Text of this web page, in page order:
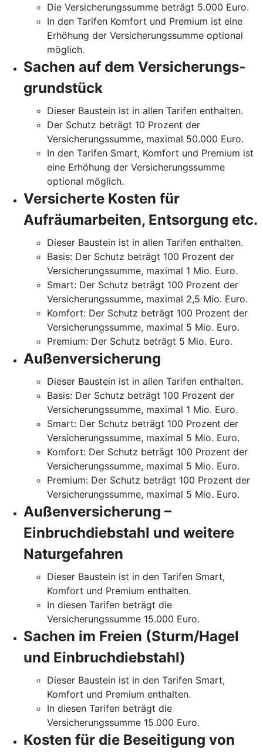
Die Versicherungssumme beträgt 5.000 Euro.
In den Tarifen Komfort und Premium ist eine
Erhöhung der Versicherungssumme optional
möglich.
Sachen auf dem Versicherungs­
grundstück
Dieser Baustein ist in allen Tarifen enthalten.
Der Schutz beträgt 10 Prozent der
Versicherungssumme, maximal 50.000 Euro.
In den Tarifen Smart, Komfort und Premium ist
eine Erhöhung der Versicherungssumme
optional möglich.
Versicherte Kosten für
Aufräumarbeiten, Entsorgung etc.
Dieser Baustein ist in allen Tarifen enthalten.
Basis: Der Schutz beträgt 100 Prozent der
Versicherungssumme, maximal 1 Mio. Euro.
Smart: Der Schutz beträgt 100 Prozent der
Versicherungssumme, maximal 2,5 Mio. Euro.
Komfort: Der Schutz beträgt 100 Prozent der
Versicherungssumme, maximal 5 Mio. Euro.
Premium: Der Schutz beträgt 5 Mio. Euro.
Außenversicherung
Dieser Baustein ist in allen Tarifen enthalten.
Basis: Der Schutz beträgt 100 Prozent der
Versicherungssumme, maximal 1 Mio. Euro.
Smart: Der Schutz beträgt 100 Prozent der
Versicherungssumme, maximal 5 Mio. Euro.
Komfort: Der Schutz beträgt 100 Prozent der
Versicherungssumme, maximal 5 Mio. Euro.
Premium: Der Schutz beträgt 100 Prozent der
Versicherungssumme, maximal 5 Mio. Euro.
Außenversicherung –
Einbruchdiebstahl und weitere
Naturgefahren
Dieser Baustein ist in den Tarifen Smart,
Komfort und Premium enthalten.
In diesen Tarifen beträgt die
Versicherungssumme 15.000 Euro.
Sachen im Freien (Sturm/Hagel
und Einbruchdiebstahl)
Dieser Baustein ist in den Tarifen Smart,
Komfort und Premium enthalten.
In diesen Tarifen beträgt die
Versicherungssumme 15.000 Euro.
Kosten für die Beseitigung von